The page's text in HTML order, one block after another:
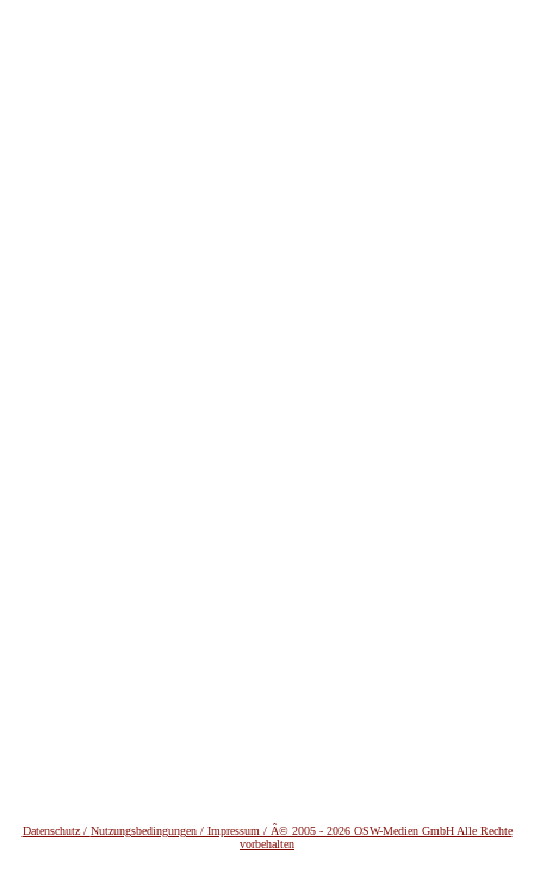
Datenschutz / Nutzungsbedingungen / Impressum / Â© 2005 - 2026 OSW-Medien GmbH Alle Rechte
vorbehalten